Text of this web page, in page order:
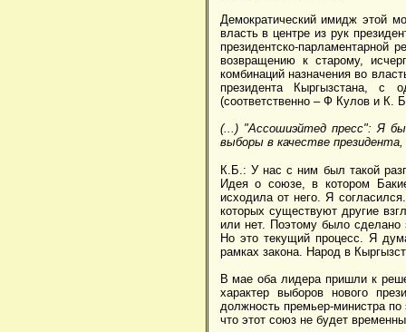
Демократический имидж этой
власть в центре из рук
президентско-парламентарной
возвращению к старому,
комбинаций назначения во
президента Кыргызстана, с
(соответственно – Ф Кулов и К.
(...) "Ассошиэйтед пресс": Я
выборы в качестве
К.Б.: У нас с ним был такой
Идея о союзе, в котором
исходила от него. Я
которых существуют другие
или нет. Поэтому было сделано
Но это текущий процесс. Я
рамках закона. Народ в
В мае оба лидера пришли к
характер выборов нового
должность премьер-министра
что этот союз не будет